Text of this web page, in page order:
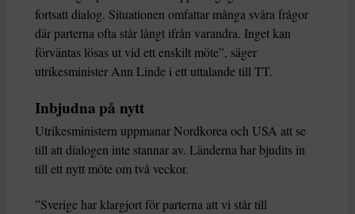
fortsatt dialog. Situationen omfattar många svåra frågor
där parterna ofta står långt ifrån varandra. Inget kan
förväntas lösas ut vid ett enskilt möte”, säger
utrikesminister Ann Linde i ett uttalande till TT.
Inbjudna på nytt
Utrikesministern uppmanar Nordkorea och USA att se
till att dialogen inte stannar av. Länderna har bjudits in
till ett nytt möte om två veckor.
”Sverige har klargjort för parterna att vi står till